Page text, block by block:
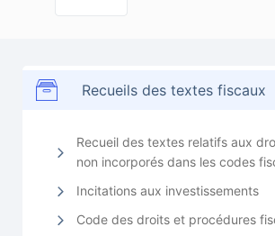
Recueils des textes fiscaux
Recueil des textes relatifs aux
non incorporés dans les codes
Incitations aux investissements
Code des droits et procédures